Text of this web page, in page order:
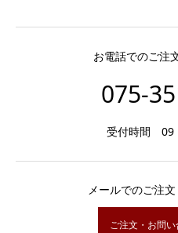
お電話でのご注
075-
受付時間 09
メールでのご注
ご注文・お問